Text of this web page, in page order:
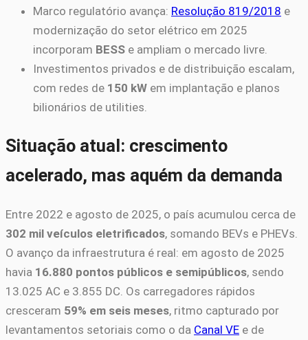
Marco regulatório avança: Resolução 819/2018 e
modernização do setor elétrico em 2025
incorporam BESS e ampliam o mercado livre.
Investimentos privados e de distribuição escalam,
com redes de 150 kW em implantação e planos
bilionários de utilities.
Situação atual: crescimento
acelerado, mas aquém da demanda
Entre 2022 e agosto de 2025, o país acumulou cerca de
302 mil veículos eletrificados, somando BEVs e PHEVs.
O avanço da infraestrutura é real: em agosto de 2025
havia 16.880 pontos públicos e semipúblicos, sendo
13.025 AC e 3.855 DC. Os carregadores rápidos
cresceram 59% em seis meses, ritmo capturado por
levantamentos setoriais como o da Canal VE e de